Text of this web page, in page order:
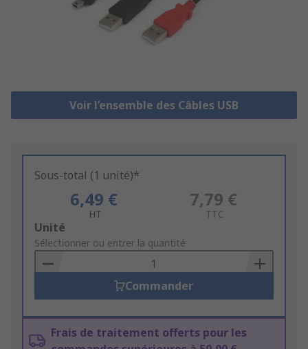
Voir l’ensemble des Câbles USB
Sous-total (1 unité)*
6,49 €
HT
7,79 €
TTC
Add
to
Basket
Unité
Sélectionner ou entrer la quantité
Commander
Frais de traitement offerts pour les